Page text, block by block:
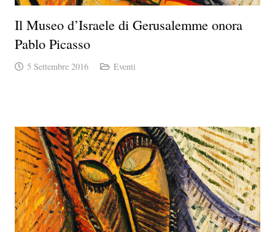
Il Museo d’Israele di Gerusalemme onora
Pablo Picasso
5 Settembre 2016 Eventi